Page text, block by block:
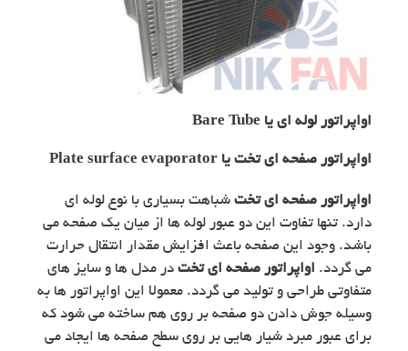
اواپراتور لوله ای یا Bare Tube
اواپراتور صفحه ای تخت یا Plate surface evaporator
اواپراتور صفحه ای تخت شباهت بسیاری با نوع لوله ای
دارد. تنها تفاوت این دو عبور لوله ها از میان یک صفحه می
باشد. وجود این صفحه باعث افزایش مقدار انتقال حرارت
می گردد. اواپراتور صفحه ای تخت در مدل ها و سایز های
متفاوتی طراحی و تولید می گردد. معمولا این اواپراتور ها به
وسیله جوش دادن دو صفحه بر روی هم ساخته می شود که
برای عبور مبرد شیار هایی بر روی سطح صفحه ها ایجاد می